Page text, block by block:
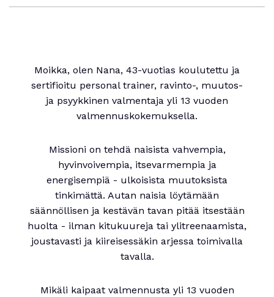
Moikka, olen Nana, 43-vuotias koulutettu ja
sertifioitu personal trainer, ravinto-, muutos-
ja psyykkinen valmentaja yli 13 vuoden
valmennuskokemuksella.
Missioni on tehdä naisista vahvempia,
hyvinvoivempia, itsevarmempia ja
energisempiä - ulkoisista muutoksista
tinkimättä. Autan naisia löytämään
säännöllisen ja kestävän tavan pitää itsestään
huolta - ilman kitukuureja tai ylitreenaamista,
joustavasti ja kiireisessäkin arjessa toimivalla
tavalla.
Mikäli kaipaat valmennusta yli 13 vuoden